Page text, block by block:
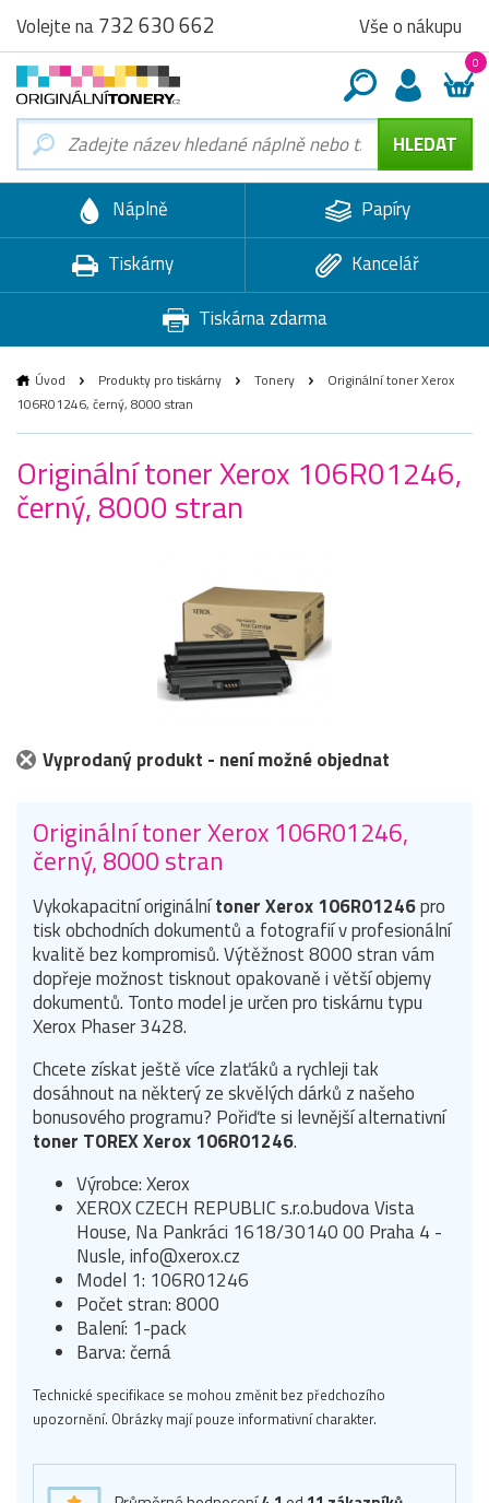
Volejte na732 630 662 Vše o nákupu
0
Náplně
Papíry
Tiskárny
Kancelář
Tiskárna zdarma
Úvod Produkty pro tiskárny Tonery
Originální toner Xerox
106R01246, černý, 8000 stran
Originální toner Xerox 106R01246,
černý, 8000 stran
Vyprodaný produkt - není možné objednat
Originální toner Xerox 106R01246,
černý, 8000 stran
Vykokapacitní originálnítoner Xerox 106R01246pro
tisk obchodních dokumentů a fotografií v profesionální
kvalitě bez kompromisů. Výtěžnost 8000 stran vám
dopřeje možnost tisknout opakovaně i větší objemy
dokumentů. Tonto model je určen pro tiskárnu typu
Xerox Phaser 3428.
Chcete získat ještě více zlaťáků a rychleji tak
dosáhnout na některý ze skvělých dárků z našeho
bonusového programu? Pořiďte si levnější alternativní
toner TOREX Xerox 106R01246.
Výrobce: Xerox
XEROX CZECH REPUBLIC s.r.o.budova Vista
House, Na Pankráci 1618/30140 00 Praha 4 -
Nusle, info@xerox.cz
Model 1: 106R01246
Počet stran: 8000
Balení: 1-pack
Barva: černá
Technické specifikace se mohou změnit bez předchozího
upozornění. Obrázky mají pouze informativní charakter.